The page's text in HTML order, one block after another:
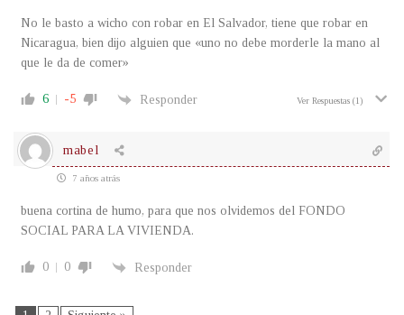
No le basto a wicho con robar en El Salvador, tiene que robar en
Nicaragua, bien dijo alguien que «uno no debe morderle la mano al
que le da de comer»
6 -5 Responder Ver Respuestas (1)
mabel
7 años atrás
buena cortina de humo, para que nos olvidemos del FONDO
SOCIAL PARA LA VIVIENDA.
0 0 Responder